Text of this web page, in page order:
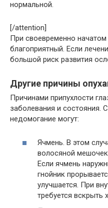
нормальной.
[/attention]
При своевременно начатом
благоприятный. Если
большой риск развития
Другие причины
Причинами припухлости
заболевания и состояния.
недомогание могут:
Ячмень. В этом
волосяной
Если ячмень
гнойник
улучшается. При
требуется вскрыть